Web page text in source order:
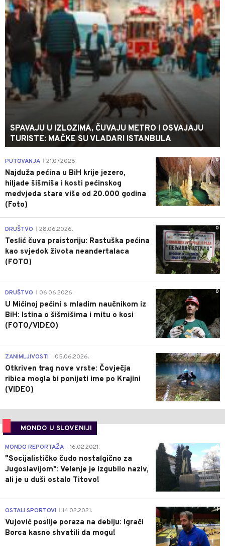
SPAVAJU U IZLOZIMA, ČUVAJU METRO I OSVAJAJU
TURISTE: MAČKE SU VLADARI ISTANBULA
0
PUTOVANJA 21.07.2026.
Najduža pećina u BiH krije jezero,
hiljade šišmiša i kosti pećinskog
medvjeda stare više od 20.000 godina
(Foto)
0
DRUŠTVO 28.06.2026.
Teslić čuva praistoriju: Rastuška pećina
kao svjedok života neandertalaca
(FOTO)
0
DRUŠTVO 06.06.2026.
U Mićinoj pećini s mladim naučnikom iz
BiH: Istina o šišmišima i mitu o kosi
(FOTO/VIDEO)
0
ZANIMLJIVOSTI 05.06.2026.
Otkriven trag nove vrste: Čovječja
ribica mogla bi ponijeti ime po Krajini
(VIDEO)
MONDO U SLOVENIJI
4
MONDO REPORTAŽA 16.02.2021.
"Socijalističko čudo nostalgično za
Jugoslavijom": Velenje je izgubilo naziv,
ali je u duši ostalo Titovo!
1
OSTALI SPORTOVI 14.02.2021.
Vujović poslije poraza na debiju: Igrači
Borca kasno shvatili da mogu!